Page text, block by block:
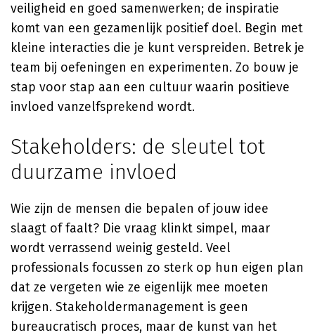
veiligheid en goed samenwerken; de inspiratie
komt van een gezamenlijk positief doel. Begin met
kleine interacties die je kunt verspreiden. Betrek je
team bij oefeningen en experimenten. Zo bouw je
stap voor stap aan een cultuur waarin positieve
invloed vanzelfsprekend wordt.
Stakeholders: de sleutel tot
duurzame invloed
Wie zijn de mensen die bepalen of jouw idee
slaagt of faalt? Die vraag klinkt simpel, maar
wordt verrassend weinig gesteld. Veel
professionals focussen zo sterk op hun eigen plan
dat ze vergeten wie ze eigenlijk mee moeten
krijgen. Stakeholdermanagement is geen
bureaucratisch proces, maar de kunst van het